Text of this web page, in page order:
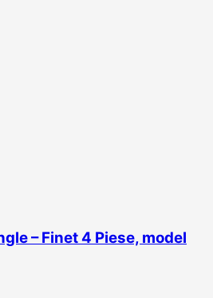
– Finet 4 Piese, model